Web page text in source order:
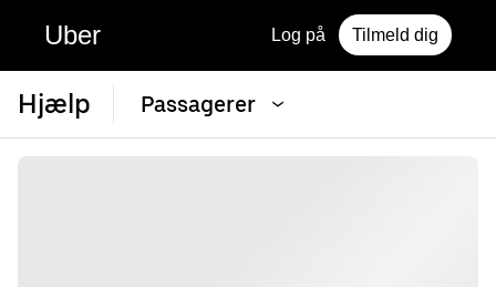
Uber Log på Tilmeld dig
Hjælp Passagerer